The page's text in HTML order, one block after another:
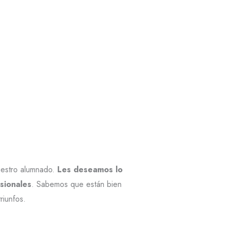
alumnado. Les deseamos lo
. Sabemos que están bien